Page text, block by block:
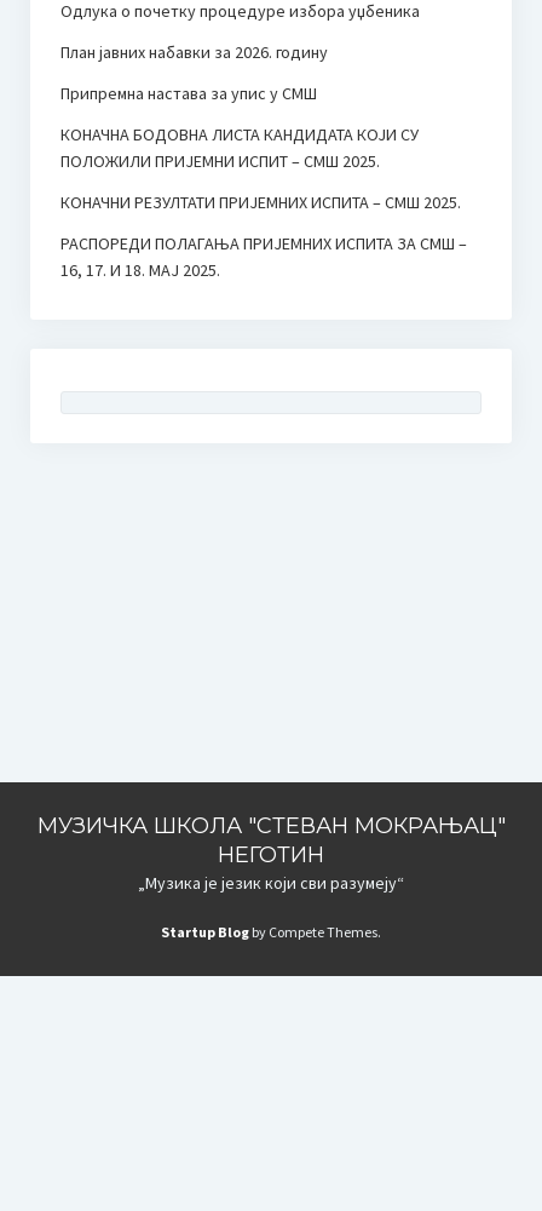
Одлука о почетку процедуре избора уџбеника
План јавних набавки за 2026. годину
Припремна настава за упис у СМШ
КОНАЧНА БОДОВНА ЛИСТА КАНДИДАТА КОЈИ СУ
ПОЛОЖИЛИ ПРИЈЕМНИ ИСПИТ – СМШ 2025.
КОНАЧНИ РЕЗУЛТАТИ ПРИЈЕМНИХ ИСПИТА – СМШ 2025.
РАСПОРЕДИ ПОЛАГАЊА ПРИЈЕМНИХ ИСПИТА ЗА СМШ –
16, 17. И 18. МАЈ 2025.
МУЗИЧКА ШКОЛА "СТЕВАН МОКРАЊАЦ"
НЕГОТИН
„Музика је језик који сви разумеју“
Startup Blog by Compete Themes.